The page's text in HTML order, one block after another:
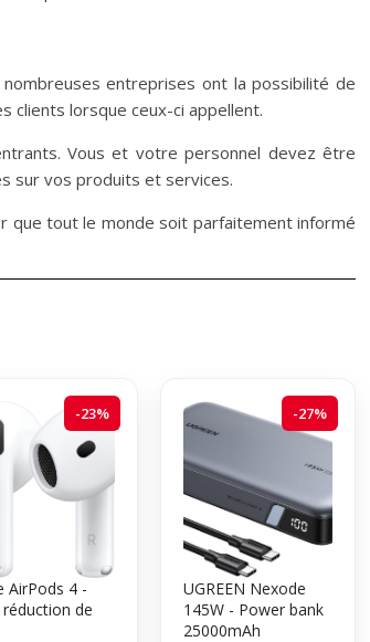
entreprises ont la possibilité de
clients lorsque ceux-ci appellent.
Vous et votre personnel devez être
sur vos produits et services.
que tout le monde soit parfaitement informé
-23%
AirPods 4 -
réduction de
-27%
UGREEN Nexode
145W - Power bank
25000mAh